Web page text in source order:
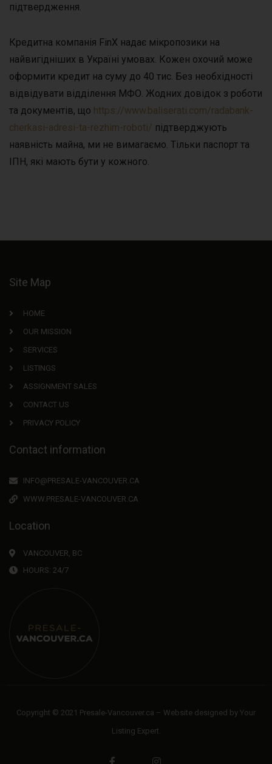
підтвердження.
Кредитна компанія FinX надає мікропозики на
найвигідніших в Україні умовах. Кожен охочий може
оформити кредит на суму до 40 тис. Без необхідності
відвідувати відділення МФО. Жодних довідок з роботи
та документів, що https://www.baliserati.com/radabank-
cherkasi-adresi-ta-rezhim-roboti/ підтверджують
наявність майна, ми не вимагаємо. Тільки паспорт та
ІПН, які мають бути у кожного.
Site Map
HOME
OUR MISSION
SERVICES
LISTINGS
ASSIGNMENT SALES
CONTACT US
PRIVACY POLICY
Contact information
INFO@PRESALE-VANCOUVER.CA
WWW.PRESALE-VANCOUVER.CA
Location
VANCOUVER, BC
HOURS: 24/7
Copyright © 2021 Presale-Vancouver.ca – Website designed by Your
Listing Expert.